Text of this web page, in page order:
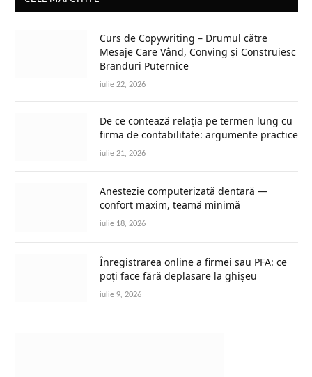
Curs de Copywriting – Drumul către
Mesaje Care Vând, Conving și Construiesc
Branduri Puternice
iulie 22, 2026
De ce contează relația pe termen lung cu
firma de contabilitate: argumente practice
iulie 21, 2026
Anestezie computerizată dentară —
confort maxim, teamă minimă
iulie 18, 2026
Înregistrarea online a firmei sau PFA: ce
poți face fără deplasare la ghișeu
iulie 9, 2026